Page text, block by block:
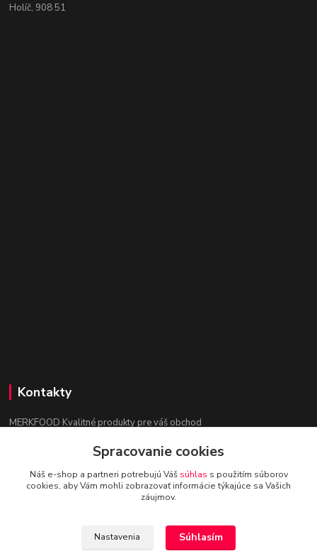
Holíč, 908 51
Kontakty
MERKFOOD Kvalitné produkty pre váš obchod
Ing. Lenka Mokrošová
+421 903 886 026
(Po-Pia, 7-15 hod.)
Spracovanie cookies
Náš e-shop a partneri potrebujú Váš súhlas s použitím súborov
cookies, aby Vám mohli zobrazovať informácie týkajúce sa Vašich
záujmov.
Nastavenia Súhlasím